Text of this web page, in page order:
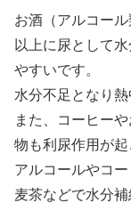
お酒（アルコー
以上に尿として
やすいです。
水分不足となり熱
また、コーヒー
物も利尿作用が起
アルコールやコ
麦茶などで水分補